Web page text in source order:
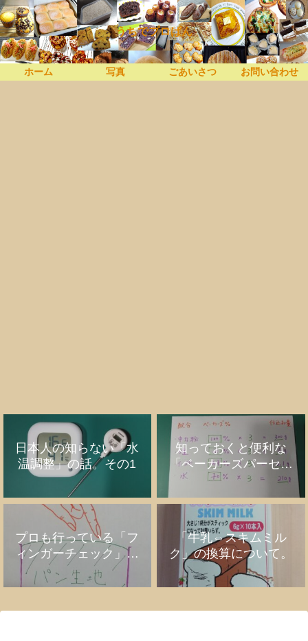
うちでプロぱん
ホーム 写真 ごあいさつ お問い合わせ
日本人の知らない「水
温調整」の話。その1
知っておくと便利な
「ベーカーズパーセン
ト」の話
プロも行っている「フ
ィンガーチェック」の
話。
「牛乳⇔スキムミル
ク」の換算について。